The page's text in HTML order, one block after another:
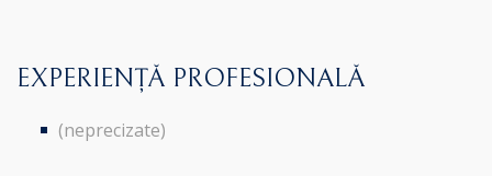
EXPERIENȚĂ PROFESIONALĂ
(neprecizate)